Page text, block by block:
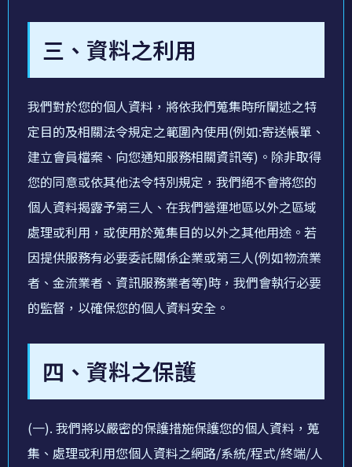
三、資料之利用
我們對於您的個人資料，將依我們蒐集時所闡述之特
定目的及相關法令規定之範圍內使用(例如:寄送帳單、
建立會員檔案、向您通知服務相關資訊等)。除非取得
您的同意或依其他法令特別規定，我們絕不會將您的
個人資料揭露予第三人、在我們營運地區以外之區域
處理或利用，或使用於蒐集目的以外之其他用途。若
因提供服務有必要委託關係企業或第三人(例如物流業
者、金流業者、資訊服務業者等)時，我們會執行必要
的監督，以確保您的個人資料安全。
四、資料之保護
(一). 我們將以嚴密的保護措施保護您的個人資料，蒐
集、處理或利用您個人資料之網路/系統/程式/終端/人